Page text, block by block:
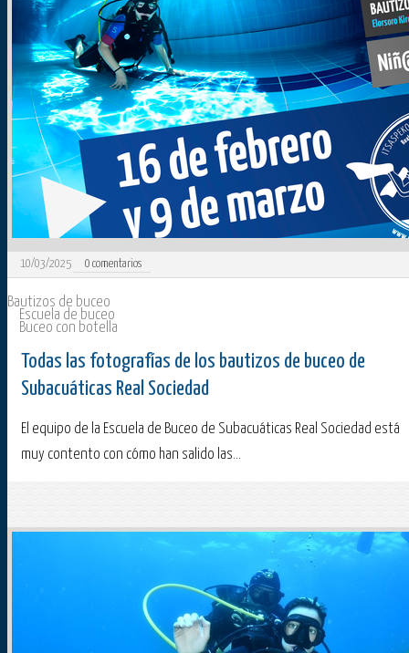
10/03/2025 0 comentarios
Bautizos de buceo
Escuela de buceo
Buceo con botella
Todas las fotografías de los bautizos de buceo de
Subacuáticas Real Sociedad
El equipo de la Escuela de Buceo de Subacuáticas Real Sociedad está
muy contento con cómo han salido las...